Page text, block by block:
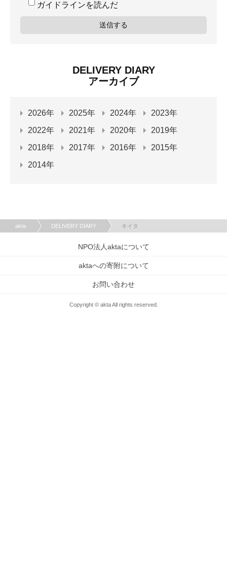
ガイドラインを読んだ
DELIVERY DIARY
アーカイブ
2026年 2025年 2024年
2023年
2022年
2021年 2020年
2019年
2018年
2017年 2016年
2015年
2014年
akta DELIVERY DIARY キイタ
NPO法人aktaについて
aktaへの寄附について
お問い合わせ
Copyright © akta All rights reserved.